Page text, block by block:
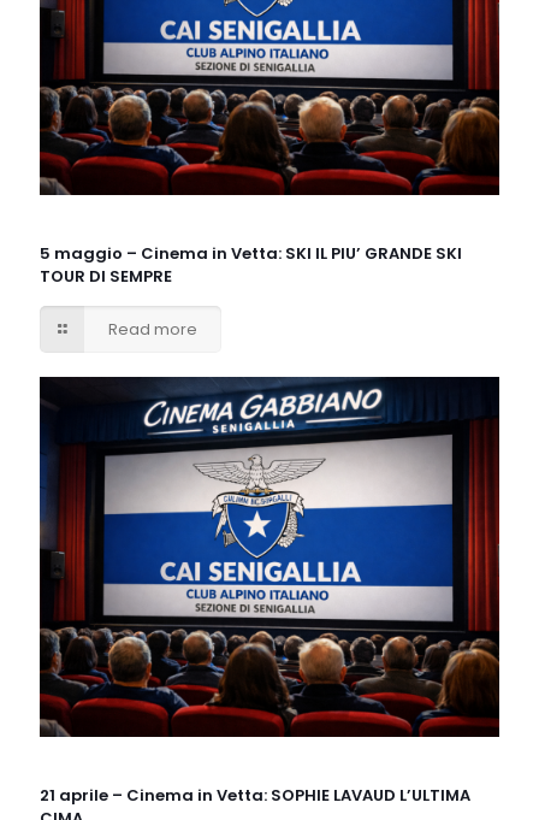
5 maggio – Cinema in Vetta: SKI IL PIU’ GRANDE SKI
TOUR DI SEMPRE
Read more
21 aprile – Cinema in Vetta: SOPHIE LAVAUD L’ULTIMA